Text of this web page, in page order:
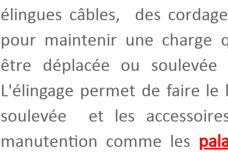
élingues câbles, des
pour maintenir une charge
être déplacée ou
L'élingage permet de faire
soulevée et les
manutention comme les